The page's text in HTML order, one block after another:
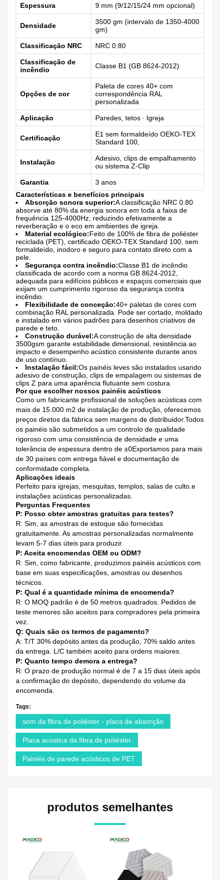
Espessura 9 mm (9/12/15/24 mm opcional)
Densidade
3500 gm (intervalo de 1350-4000
gm)
Classificação NRC NRC 0.80
Classificação de
incêndio
Classe B1 (GB 8624-2012)
Opções de cor
Paleta de cores 40+ com
correspondência RAL
personalizada
Aplicação Paredes, tetos ∙ Igreja
Certificação
E1 sem formaldeído OEKO-TEX
Standard 100,
Instalação
Adesivo, clips de empalhamento
ou sistema Z-Clip
Garantia
3 anos
Características e benefícios principais
Absorção sonora superior:A classificação NRC 0.80
absorve até 80% da energia sonora em toda a faixa de
frequência 125-4000Hz, reduzindo efetivamente a
reverberação e o eco em ambientes de igreja.
Material ecológico:Feito de 100% de fibra de poliéster
reciclada (PET), certificado OEKO-TEX Standard 100, sem
formaldeído, inodoro e seguro para contato direto com a
pele.
Segurança contra incêndio:Classe B1 de incêndio
classificada de acordo com a norma GB 8624-2012,
adequada para edifícios públicos e espaços comerciais que
exijam um cumprimento rigoroso da segurança contra
incêndio.
Flexibilidade de conceção:40+ paletas de cores com
combinação RAL personalizada. Pode ser cortado, moldado
e instalado em vários padrões para desenhos criativos de
parede e teto.
Construção durável:A construção de alta densidade
3500gsm garante estabilidade dimensional, resistência ao
impacto e desempenho acústico consistente durante anos
de uso contínuo.
Instalação fácil:Os painéis leves são instalados usando
adesivo de construção, clips de empalagem ou sistemas de
clips Z para uma aparência flutuante sem costura.
Por que escolher nossos painéis acústicos
Como um fabricante profissional de soluções acústicas com
mais de 15.000 m2 de instalação de produção, oferecemos
preços diretos da fábrica sem margens de distribuidor.Todos
os painéis são submetidos a um controlo de qualidade
rigoroso com uma consistência de densidade e uma
tolerância de espessura dentro de ±0Exportamos para mais
de 30 países com entrega fiável e documentação de
conformidade completa.
Aplicações ideais
Perfeito para igrejas, mesquitas, templos, salas de culto.e
instalações acústicas personalizadas.
Perguntas Frequentes
P: Posso obter amostras gratuitas para testes?
R: Sim, as amostras de estoque são fornecidas
gratuitamente. As amostras personalizadas normalmente
levam 5-7 dias úteis para produzir.
P: Aceita encomendas OEM ou ODM?
R: Sim, como fabricante, produzimos painéis acústicos com
base em suas especificações, amostras ou desenhos
técnicos.
P: Qual é a quantidade mínima de encomenda?
R: O MOQ padrão é de 50 metros quadrados. Pedidos de
teste menores são aceitos para compradores pela primeira
vez.
Q: Quais são os termos de pagamento?
A: T/T 30% depósito antes da produção, 70% saldo antes
da entrega. L/C também aceito para ordens maiores.
P: Quanto tempo demora a entrega?
R: O prazo de produção normal é de 7 a 15 dias úteis após
a confirmação do depósito, dependendo do volume da
encomenda.
Tags:
som da fibra de poliéster - placa de absorção
Placa acústica da fibra de poliéster
Painéis de parede acústicos de PET
produtos semelhantes